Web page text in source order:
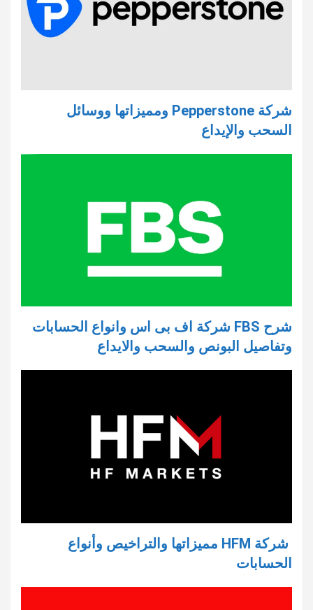
شركة Pepperstone ومميزاتها ووسائل
السحب والإيداع
شرح FBS شركة اف بى اس وانواع الحسابات
وتفاصيل البونص والسحب والايداع
شركة HFM مميزاتها والتراخيص وأنواع
الحسابات